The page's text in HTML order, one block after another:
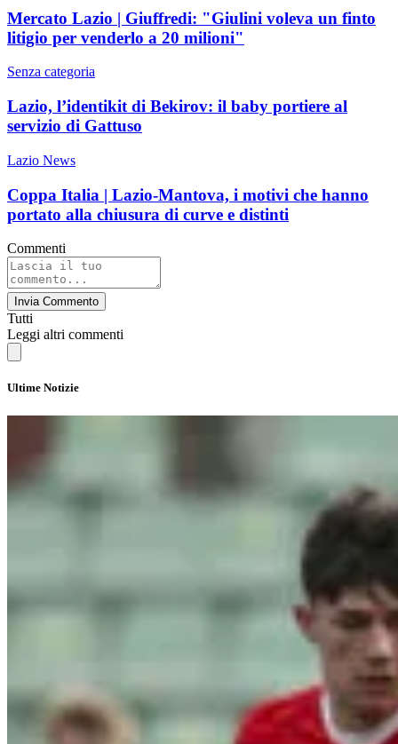
Mercato Lazio | Giuffredi: "Giulini voleva un finto
litigio per venderlo a 20 milioni"
Senza categoria
Lazio, l’identikit di Bekirov: il baby portiere al
servizio di Gattuso
Lazio News
Coppa Italia | Lazio-Mantova, i motivi che hanno
portato alla chiusura di curve e distinti
Commenti
Invia Commento
Tutti
Leggi altri commenti
Ultime Notizie